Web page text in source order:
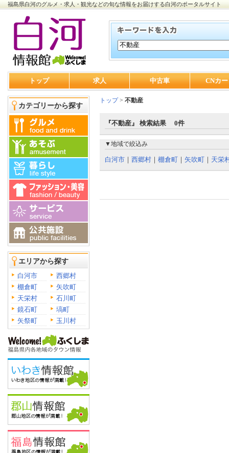
福島県白河のグルメ・求人・観光などの旬な情報をお届けする白河のポータルサイト
トップ 求人 中古車 CNカ
カテゴリーから探す
エリアから探す
白河市
西郷村
棚倉町
矢吹町
天栄村
石川町
鏡石町
塙町
矢祭町
玉川村
トップ> 不動産
『不動産』 検索結果 0件
▼地域で絞込み
白河市 ｜ 西郷村 ｜ 棚倉町 ｜ 矢吹町 ｜ 天栄